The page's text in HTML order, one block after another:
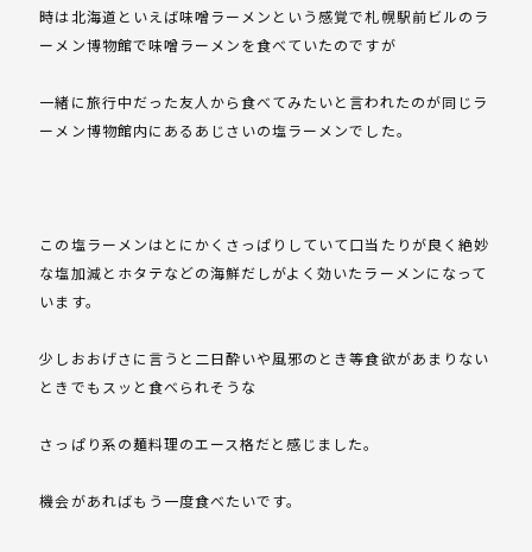
時は北海道といえば味噌ラーメンという感覚で札幌駅前ビルのラ
ーメン博物館で味噌ラーメンを食べていたのですが
一緒に旅行中だった友人から食べてみたいと言われたのが同じラ
ーメン博物館内にあるあじさいの塩ラーメンでした。
この塩ラーメンはとにかくさっぱりしていて口当たりが良く絶妙
な塩加減とホタテなどの海鮮だしがよく効いたラーメンになって
います。
少しおおげさに言うと二日酔いや風邪のとき等食欲があまりない
ときでもスッと食べられそうな
さっぱり系の麺料理のエース格だと感じました。
機会があればもう一度食べたいです。